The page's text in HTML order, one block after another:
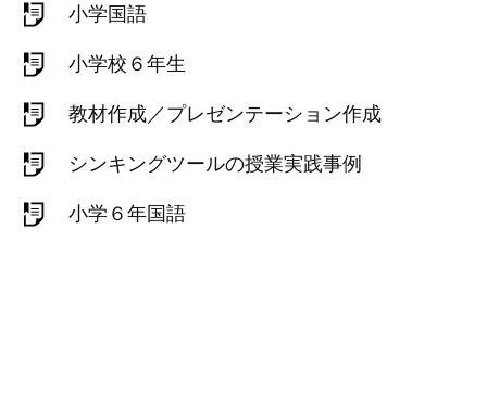
小学国語
小学校６年生
教材作成／プレゼンテーション作成
シンキングツールの授業実践事例
小学６年国語